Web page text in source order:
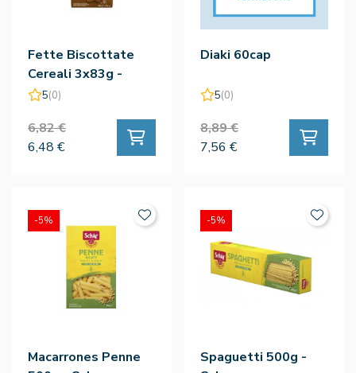
Fette Biscottate
Cereali 3x83g -
Schar
5(0)
6,82 €
6,48 €
Diaki 60cap
5(0)
8,89 €
7,56 €
Macarrones Penne
-5%
Spaguetti 500g -
-5%